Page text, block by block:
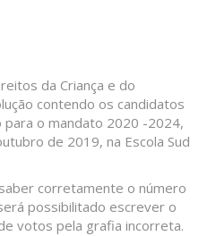
da Criança e do
contendo os candidatos
o mandato 2020 -2024,
de 2019, na Escola Sud
corretamente o número
possibilitado escrever o
votos pela grafia incorreta.